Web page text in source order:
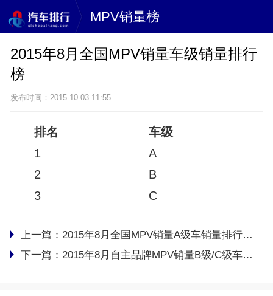
MPV销量榜
2015年8月全国MPV销量车级销量排行
榜
发布时间：2015-10-03 11:55
排名 车级
1
A
2
B
3
C
上一篇： 2015年8月全国MPV销量A级车销量排行榜完整版
下一篇： 2015年8月自主品牌MPV销量B级/C级车销量排行榜完整版